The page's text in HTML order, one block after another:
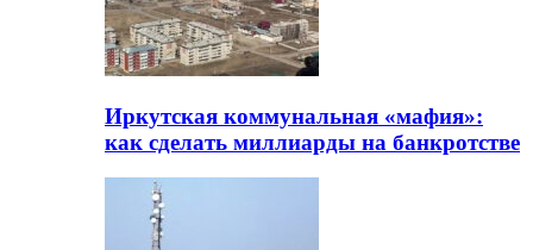
Иркутская коммунальная «мафия»:
как сделать миллиарды на банкротстве